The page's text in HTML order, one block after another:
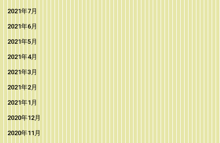
2021年7月
2021年6月
2021年5月
2021年4月
2021年3月
2021年2月
2021年1月
2020年12月
2020年11月